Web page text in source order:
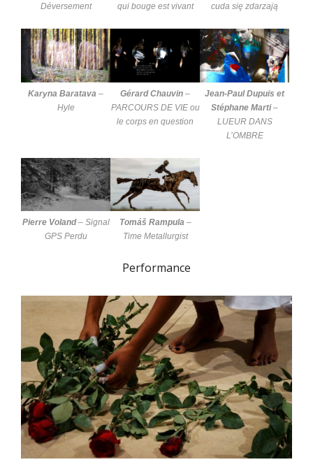
Déversement
qui bouge est vivant
cuda się zdarzają
Karyna Baratava –
Hyle
Gérard Chauvin –
PARCOURS DE VIE ou
le corps en question
Jean-Paul Dupuis et
Stéphane Marti–
LUEUR DANS
L’OMBRE
Pierre Voland– Signal
GPS Perdu
Tomáš Rampula–
Time Metallurgist
Performance